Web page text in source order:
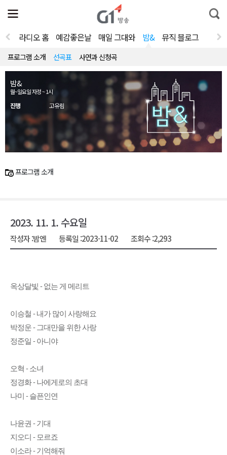
전
체
뉴
열
통
합
라디오 홈 예감좋은날 매일 그대와 밤& 뮤직 블로그
프로그램 소개 선곡표 사연과 신청곡
밤&
월~일요일 자정 ~ 1시
진행 고유림
프로그램 소개
2023. 11. 1. 수요일
작성자 :밤엔 등록일 :2023-11-02 조회수 :2,293
옥상달빛 - 없는 게 메리트
이승철 - 내가 많이 사랑해요
박정운 - 그대만을 위한 사랑
정준일 - 아니야
오혁 - 소녀
정경화 - 나에게로의 초대
나미 - 슬픈인연
나윤권 - 기대
지오디 - 모르죠
이소라 - 기억해줘